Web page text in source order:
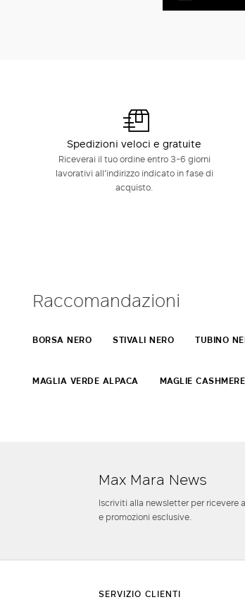
Spedizioni veloci e gratuite
Riceverai il tuo ordine entro 3-6 giorni
lavorativi all'indirizzo indicato in fase di
acquisto.
Raccomandazioni
BORSA NERO STIVALI NERO TUBINO
MAGLIA VERDE ALPACA MAGLIE
Max Mara News
Iscriviti alla newsletter per ricevere
e promozioni esclusive.